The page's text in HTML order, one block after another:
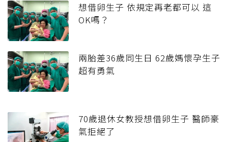
想借卵生子 依規定再老都可以 這
OK嗎？
兩胎差36歲同生日 62歲媽懷孕生子
超有勇氣
70歲退休女教授想借卵生子 醫師豪
氣拒絕了